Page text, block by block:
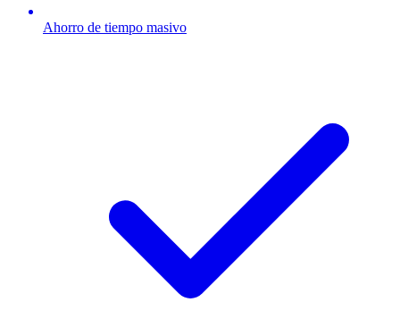
Ahorro de tiempo masivo